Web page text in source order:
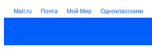
Mail.ru Почта Мой Мир Одноклассники